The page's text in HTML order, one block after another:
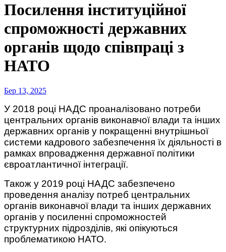
Посилення інституційної
спроможності державних
органів щодо співпраці з
НАТО
Бер 13, 2025
У 2018 році НАДС проаналізовано потреби
центральних органів виконавчої влади та інших
державних органів у покращенні внутрішньої
системи кадрового забезпечення їх діяльності в
рамках впровадження державної політики
євроатлантичної інтеграції.
Також у 2019 році НАДС забезпечено
проведення аналізу потреб центральних
органів виконавчої влади та інших державних
органів у посиленні спроможностей
структурних підрозділів, які опікуються
проблематикою НАТО.